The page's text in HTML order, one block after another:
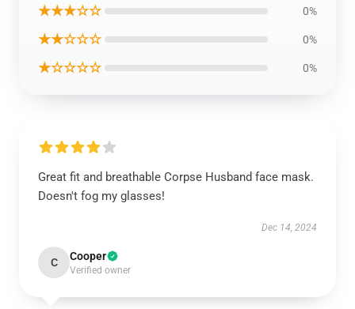
★★★☆☆ 0%
★★☆☆☆ 0%
★☆☆☆☆ 0%
Great fit and breathable Corpse Husband face mask.
Doesn't fog my glasses!
Dec 14, 2024
C Cooper
Verified owner